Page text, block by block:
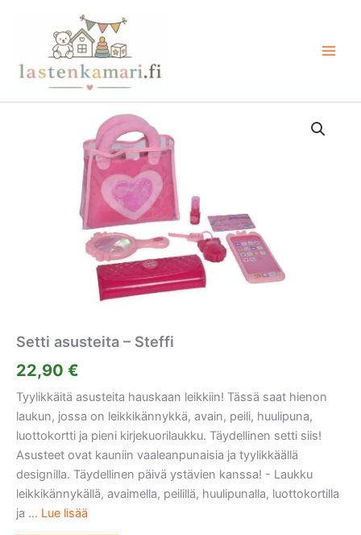
Setti asusteita – Steffi
22,90 €
Tyylikkäitä asusteita hauskaan leikkiin! Tässä saat hienon
laukun, jossa on leikkikännykkä, avain, peili, huulipuna,
luottokortti ja pieni kirjekuorilaukku. Täydellinen setti siis!
Asusteet ovat kauniin vaaleanpunaisia ja tyylikkäällä
designilla. Täydellinen päivä ystävien kanssa! - Laukku
leikkikännykällä, avaimella, peilillä, huulipunalla, luottokortilla
ja ... Lue lisää